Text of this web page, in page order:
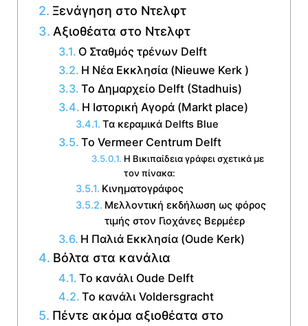
Ξενάγηση στο Ντελφτ
Αξιοθέατα στο Ντελφτ
Ο Σταθμός τρένων Delft
Η Νέα Εκκλησία (Nieuwe Kerk )
Το Δημαρχείο Delft (Stadhuis)
Η Ιστορική Αγορά (Markt place)
Τα κεραμικά Delfts Blue
Το Vermeer Centrum Delft
Η Βικιπαίδεια γράφει σχετικά με
τον πίνακα:
Κινηματογράφος
Μελλοντική εκδήλωση ως φόρος
τιμής στον Γιοχάνες Βερμέερ
Η Παλιά Εκκλησία (Oude Kerk)
Βόλτα στα κανάλια
Το κανάλι Oude Delft
Το κανάλι Voldersgracht
Πέντε ακόμα αξιοθέατα στο